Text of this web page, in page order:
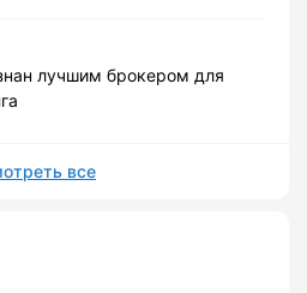
лучшим брокером для
все